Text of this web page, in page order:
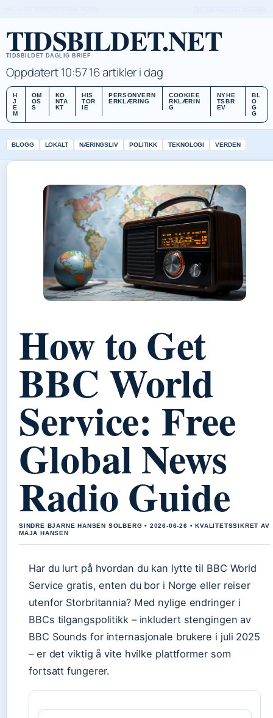
TIDSBILDET.NET
TIDSBILDET DAGLIG BRIEF
Oppdatert 10:5716 artikler i dag
H
J
E
M
OM
OS
S
KO
NTA
KT
HIS
TOR
IE
PERSONVERN
ERKLÆRING
COOKIEE
RKLÆRIN
G
NYHE
TSBR
EV
BL
O
G
G
BLOGG LOKALT NÆRINGSLIV POLITIKK TEKNOLOGI VERDEN
How to Get
BBC World
Service: Free
Global News
Radio Guide
SINDRE BJARNE HANSEN SOLBERG • 2026-06-26 • KVALITETSSIKRET AV
MAJA HANSEN
Har du lurt på hvordan du kan lytte til BBC World
Service gratis, enten du bor i Norge eller reiser
utenfor Storbritannia? Med nylige endringer i
BBCs tilgangspolitikk – inkludert stengingen av
BBC Sounds for internasjonale brukere i juli 2025
– er det viktig å vite hvilke plattformer som
fortsatt fungerer.